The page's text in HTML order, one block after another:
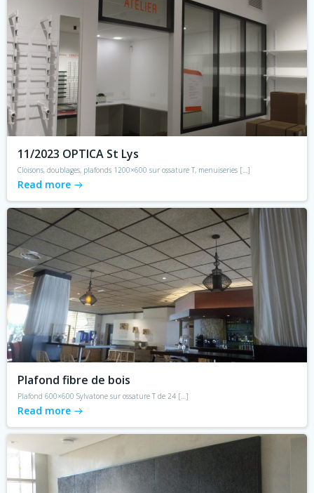
11/2023 OPTICA St Lys
Cloisons, doublages, plafonds 1200×600 sur ossature T, menuiseries […]
Read more
Plafond fibre de bois
Plafond 600×600 Sylvatone sur ossature T de 24 […]
Read more